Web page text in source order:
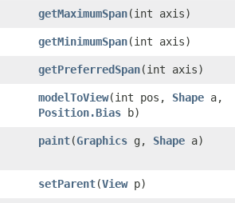
getMaximumSpan​(int axis)
getMinimumSpan​(int axis)
getPreferredSpan​(int axis)
modelToView​(int pos, Shape a,
Position.Bias b)
paint​(Graphics g, Shape a)
setParent​(Viewp)